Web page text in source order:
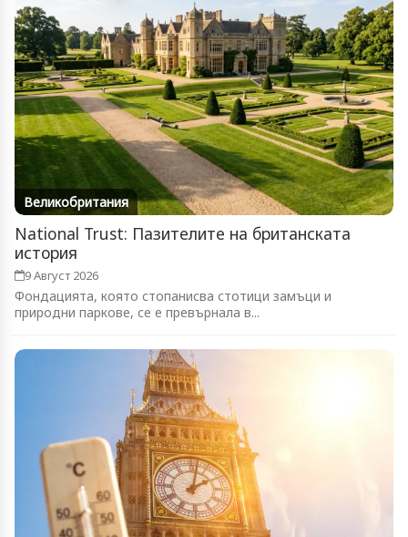
Великобритания
National Trust: Пазителите на британската
история
9 Август 2026
Фондацията, която стопанисва стотици замъци и
природни паркове, се е превърнала в...